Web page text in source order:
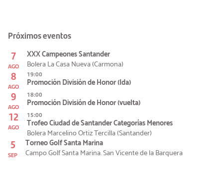
Próximos eventos
7
AGO
XXX Campeones Santander
Bolera La Casa Nueva (Carmona)
8
AGO
19:00
Promoción División de Honor (Ida)
9
AGO
18:00
Promoción División de Honor (vuelta)
12
AGO
15:00
Trofeo Ciudad de Santander Categorías Menores
Bolera Marcelino Ortiz Tercilla (Santander)
5
SEP
Torneo Golf Santa Marina
Campo Golf Santa Marina. San Vicente de la Barquera